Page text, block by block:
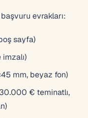
evrakları:
sayfa)
mm, beyaz fon)
€ teminatlı,